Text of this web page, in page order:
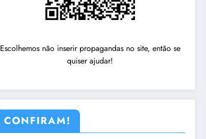
Escolhemos não inserir propagandas no site, então se
quiser ajudar!
CONFIRAM!